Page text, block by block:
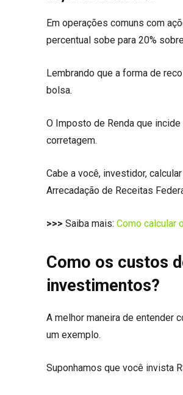
Em operações comuns com
percentual sobe para 20%
Lembrando que a forma de
bolsa.
O Imposto de Renda que
corretagem.
Cabe a você, investidor,
Arrecadação de Receitas
>>> Saiba mais: Como calcular
Como os custos
investimentos?
A melhor maneira de entender
um exemplo.
Suponhamos que você invista